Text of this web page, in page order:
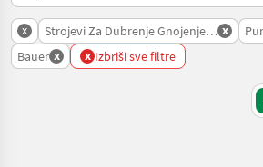
x Strojevi Za Dubrenje Gnojenje I x
Bauer x x Izbriši sve filtre